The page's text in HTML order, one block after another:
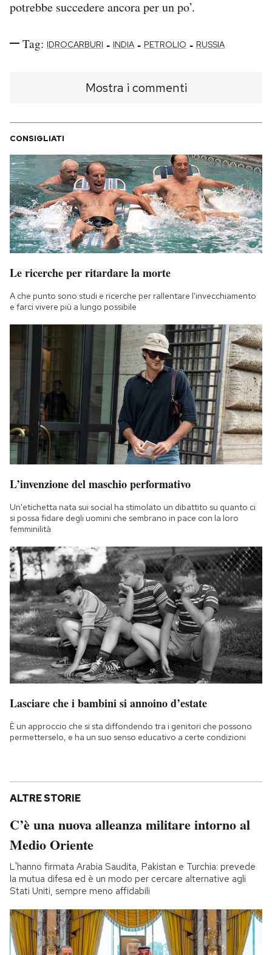
potrebbe succedere ancora per un po’.
Tag: IDROCARBURI - INDIA - PETROLIO - RUSSIA
Mostra i commenti
CONSIGLIATI
Le ricerche per ritardare la morte
A che punto sono studi e ricerche per rallentare l'invecchiamento
e farci vivere più a lungo possibile
L’invenzione del maschio performativo
Un'etichetta nata sui social ha stimolato un dibattito su quanto ci
si possa fidare degli uomini che sembrano in pace con la loro
femminilità
Lasciare che i bambini si annoino d’estate
È un approccio che si sta diffondendo tra i genitori che possono
permetterselo, e ha un suo senso educativo a certe condizioni
ALTRE STORIE
C’è una nuova alleanza militare intorno al
Medio Oriente
L'hanno firmata Arabia Saudita, Pakistan e Turchia: prevede
la mutua difesa ed è un modo per cercare alternative agli
Stati Uniti, sempre meno affidabili